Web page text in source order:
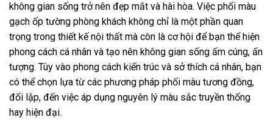
không gian sống trở nên đẹp mắt và hài hòa. Việc phối màu
gạch ốp tường phòng khách không chỉ là một phần quan
trọng trong thiết kế nội thất mà còn là cơ hội để bạn thể hiện
phong cách cá nhân và tạo nên không gian sống ấm cúng, ấn
tượng. Tùy vào phong cách kiến trúc và sở thích cá nhân, bạn
có thể chọn lựa từ các phương pháp phối màu tương đồng,
đối lập, đến việc áp dụng nguyên lý màu sắc truyền thống
hay hiện đại.